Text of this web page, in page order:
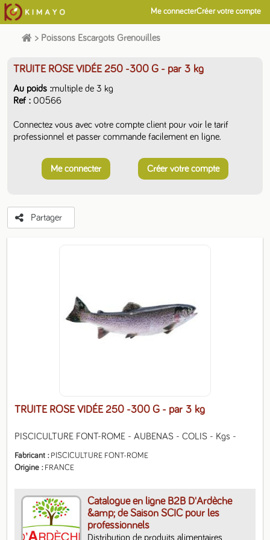
Me connecterCréer votre compte
> Poissons Escargots Grenouilles
TRUITE ROSE VIDÉE 250 -300 G - par 3 kg
PISCICULTURE FONT-ROME - AUBENAS - COLIS - Kgs -
Fabricant
PISCICULTURE FONT-ROME
Origine
FRANCE
Catalogue en ligne B2B D'Ardèche
&amp; de Saison SCIC pour les
professionnels
Distribution de produits alimentaires,
TRUITE ROSE VIDÉE 250 -300 G - par 3 kg
Au poids multiple de 3 kg
Ref
00566
Connectez vous avec votre compte client pour voir le tarif
professionnel et passer commande facilement en ligne.
Me connecter Créer votre compte
Partager